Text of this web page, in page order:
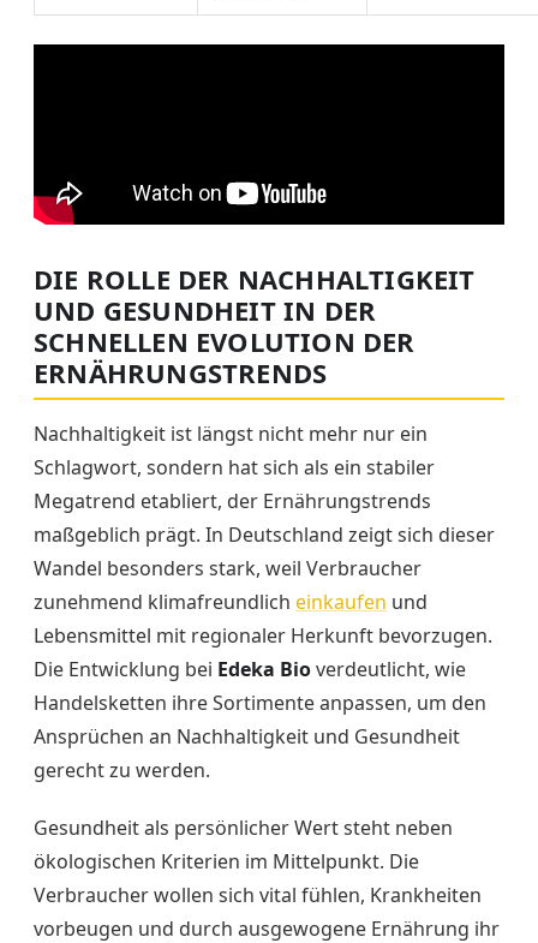
DIE ROLLE DER NACHHALTIGKEIT
UND GESUNDHEIT IN DER
SCHNELLEN EVOLUTION DER
ERNÄHRUNGSTRENDS
Nachhaltigkeit ist längst nicht mehr nur ein
Schlagwort, sondern hat sich als ein stabiler
Megatrend etabliert, der Ernährungstrends
maßgeblich prägt. In Deutschland zeigt sich dieser
Wandel besonders stark, weil Verbraucher
zunehmend klimafreundlich einkaufen und
Lebensmittel mit regionaler Herkunft bevorzugen.
Die Entwicklung bei Edeka Bioverdeutlicht, wie
Handelsketten ihre Sortimente anpassen, um den
Ansprüchen an Nachhaltigkeit und Gesundheit
gerecht zu werden.
Gesundheit als persönlicher Wert steht neben
ökologischen Kriterien im Mittelpunkt. Die
Verbraucher wollen sich vital fühlen, Krankheiten
vorbeugen und durch ausgewogene Ernährung ihr